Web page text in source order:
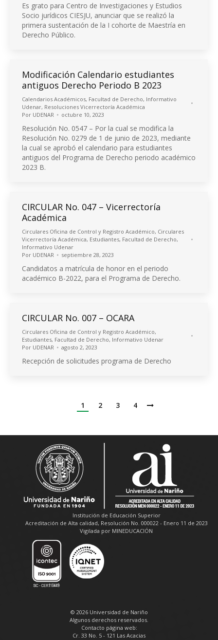
Es grato para Centro de Investigaciones y Estudios
Socio jurídicos CIESJU, anunciar que se realizó la
primera sustentación de la I cohorte de Maestría en
Derecho Público.
Modificación Calendario estudiantes
antiguos Derecho Periodo B 2023
Calendarios Académicos, Facultad de Derecho, Informativo
Udenar, Resoluciones Vicerrectoría Académica
Por UDENAR octubre 10, 2023
Resolución No. 0547 – Por la cual se modifica la
Resolución No. 0279 de 1 de junio de 2023, mediante
la cual se aprobó el calendario para estudiantes
antiguos del Programa de Derecho periodo académico
2023 B.
CIRCULAR No. 047 – Vicerrectoría
Académica
Circulares Oficina de Control y Registro Académico, Circulares
Vicerrectoría Académica, Estudiantes, Facultad de Derecho,
Informativo Udenar
Por UDENAR septiembre 28, 2023
Candidatos a matrícula de honor en el periodo
académico B-2022, para el Programa de Derecho.
CIRCULAR No. 007 – OCARA
Circulares Oficina de Control y Registro Académico,
Estudiantes, Facultad de Derecho, Informativo Udenar
Por UDENAR agosto 2, 2023
Recepción de solicitudes programa de Derecho
1 2 3 4
Institución de Educación Superior
Acreditación de Alta calidad, Resolución No. 000022 - Enero 11 de 2023
Vigilada por MINEDUCACIÓN
© 2026 Universidad de Nariño
Algunos derechos reservados.
Contacto página web:
Cr. 33 No. 5 - 121 Las Acacias